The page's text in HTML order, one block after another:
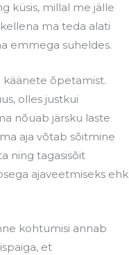
küsis, millal me jälle
ma teda alati
emmega suheldes.
käänete õpetamist.
olles justkui
nõuab järsku laste
aja võtab sõitmine
ning tagasisõit
ajaveetmiseks ehk
kohtumisi annab
et